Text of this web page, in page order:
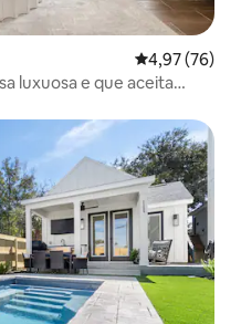
Classificação
4,97 (76)
luxuosa e que aceita